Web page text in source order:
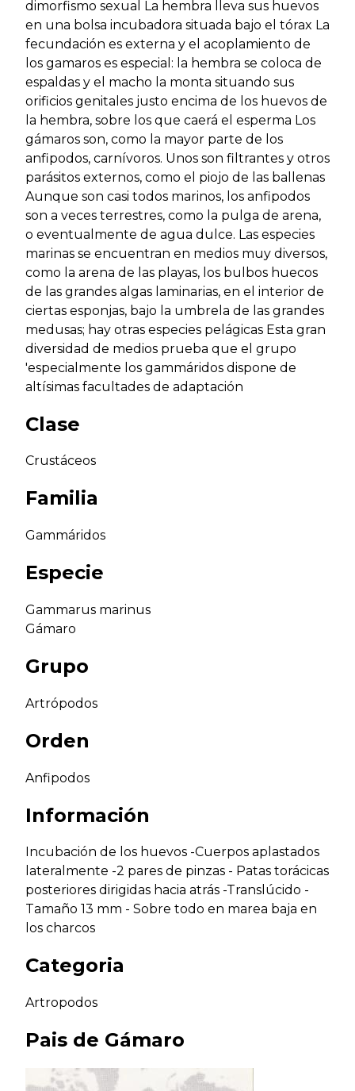
dimorfismo sexual La hembra lleva sus huevos
en una bolsa incubadora situada bajo el tórax La
fecundación es externa y el acoplamiento de
los gamaros es especial: la hembra se coloca de
espaldas y el macho la monta situando sus
orificios genitales justo encima de los huevos de
la hembra, sobre los que caerá el esperma Los
gámaros son, como la mayor parte de los
anfipodos, carnívoros. Unos son filtrantes y otros
parásitos externos, como el piojo de las ballenas
Aunque son casi todos marinos, los anfipodos
son a veces terrestres, como la pulga de arena,
o eventualmente de agua dulce. Las especies
marinas se encuentran en medios muy diversos,
como la arena de las playas, los bulbos huecos
de las grandes algas laminarias, en el interior de
ciertas esponjas, bajo la umbrela de las grandes
medusas; hay otras especies pelágicas Esta gran
diversidad de medios prueba que el grupo
'especialmente los gammáridos dispone de
altísimas facultades de adaptación
Clase
Crustáceos
Familia
Gammáridos
Especie
Gammarus marinus
Gámaro
Grupo
Artrópodos
Orden
Anfipodos
Información
Incubación de los huevos -Cuerpos aplastados
lateralmente -2 pares de pinzas - Patas torácicas
posteriores dirigidas hacia atrás -Translúcido -
Tamaño 13 mm - Sobre todo en marea baja en
los charcos
Categoria
Artropodos
Pais de Gámaro